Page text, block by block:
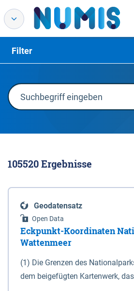
Filter
105520Ergebnisse
Geodatensatz
Open Data
Eckpunkt-Koordinaten
Wattenmeer
(1) Die Grenzen des
dem beigefügten Kartenwerk,